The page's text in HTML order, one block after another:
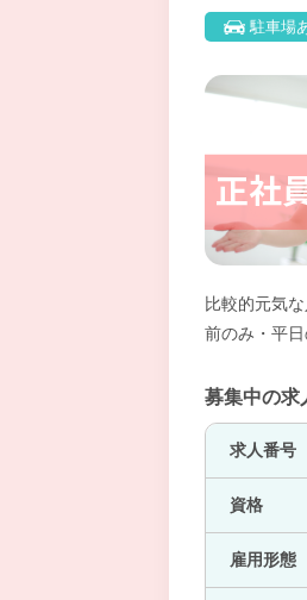
駐車場
比較的元気
前のみ・平
募集中の求
求人番号
資格
雇用形態